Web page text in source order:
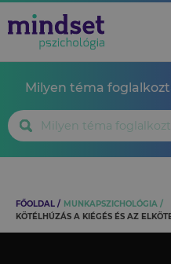
Milyen téma
FŐOLDAL
MUNKAPSZICHOLÓGIA
KÖTÉLHÚZÁS A KIÉGÉS ÉS AZ